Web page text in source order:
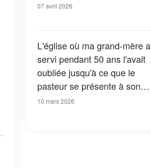
07 avril 2026
L'église où ma grand-mère a
servi pendant 50 ans l'avait
oubliée jusqu'à ce que le
pasteur se présente à son
chevet à l'hôpital pour lui
10 mars 2026